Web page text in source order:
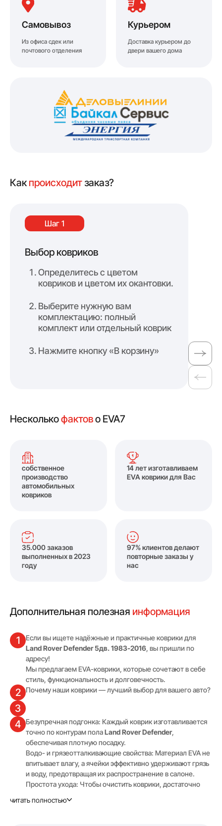
Самовывоз
Из офиса сдек или
почтового отделения
Курьером
Доставка курьером до
двери вашего дома
Какпроисходитзаказ?
Шаг 1
Выбор ковриков
Определитесь с цветом
ковриков и цветом их окантовки.
Выберите нужную вам
комплектацию: полный
комплект или отдельный коврик
Нажмите кнопку «В корзину»
Несколькофактово EVA7
собственное
производство
автомобильных
ковриков
14 лет изготавливаем
EVA коврики для Вас
35.000 заказов
выполненных в 2023
году
97% клиентов делают
повторные заказы у
нас
Дополнительная полезная информация
2 Почему наши коврики — лучший выбор для вашего авто?
3
4 Безупречная подгонка: Каждый коврик изготавливается
точно по контурам полаLand Rover Defender,
обеспечивая плотную посадку.
Водо- и грязеотталкивающие свойства: Материал EVA не
впитывает влагу, а ячейки эффективно удерживают грязь
и воду, предотвращая их распространение в салоне.
Простота ухода: Чтобы очистить коврики, достаточно
Повышенная износостойкость: EVA-коврики сохраняют
1
Если вы ищете надёжные и практичные коврики для
Land Rover Defender 5дв. 1983-2016, вы пришли по
адресу!
Мы предлагаем EVA-коврики, которые сочетают в себе
стиль, функциональность и долговечность.
читать полностью